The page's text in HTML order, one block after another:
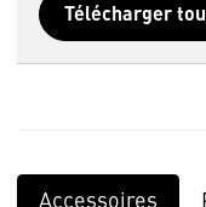
Télécharger
Accessoires